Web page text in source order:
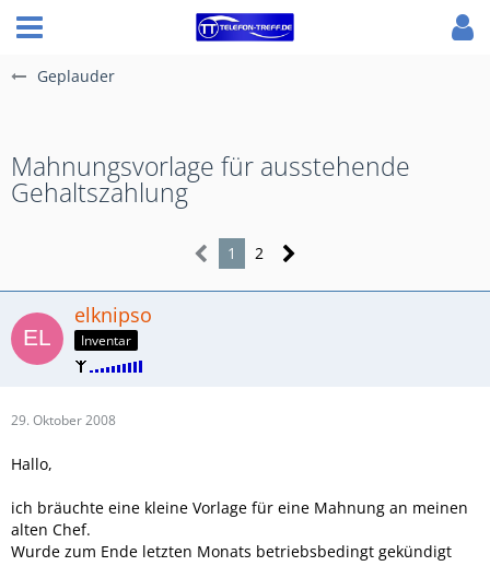
Geplauder
Mahnungsvorlage für ausstehende
Gehaltszahlung
1 2
elknipso
Inventar
29. Oktober 2008
Hallo,
ich bräuchte eine kleine Vorlage für eine Mahnung an meinen
alten Chef.
Wurde zum Ende letzten Monats betriebsbedingt gekündigt